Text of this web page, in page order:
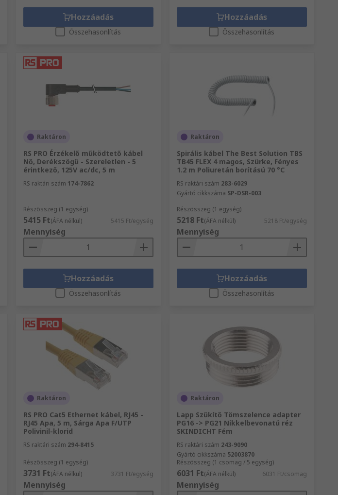
Hozzáadás
Összehasonlítás
Hozzáadás
Összehasonlítás
Raktáron
RS PRO Érzékelő működtető kábel
Nő, Derékszögű - Szereletlen - 5
érintkező, 125V ac/dc, 5 m
RS raktári szám 174-7862
Részösszeg (1 egység)
5415 Ft(ÁFA nélkül) 5415 Ft/egység
Mennyiség
Hozzáadás
Összehasonlítás
Raktáron
Spirális kábel The Best Solution TBS
TB45 FLEX 4 magos, Szürke, Fényes
1.2 m Poliuretán borítású 70 °C
RS raktári szám 283-6029
Gyártó cikkszáma SP-DSR-003
Részösszeg (1 egység)
5218 Ft(ÁFA nélkül) 5218 Ft/egység
Mennyiség
Hozzáadás
Összehasonlítás
Raktáron
RS PRO Cat5 Ethernet kábel, RJ45 -
RJ45 Apa, 5 m, Sárga Apa F/UTP
Polivinil-klorid
RS raktári szám 294-8415
Részösszeg (1 egység)
3731 Ft(ÁFA nélkül) 3731 Ft/egység
Mennyiség
Raktáron
Lapp Szűkítő Tömszelence adapter
PG16 -> PG21 Nikkelbevonatú réz
SKINDICHT Fém
RS raktári szám 243-9090
Gyártó cikkszáma 52003870
Részösszeg (1 csomag / 5 egység)
6031 Ft(ÁFA nélkül) 6031 Ft/csomag
Mennyiség